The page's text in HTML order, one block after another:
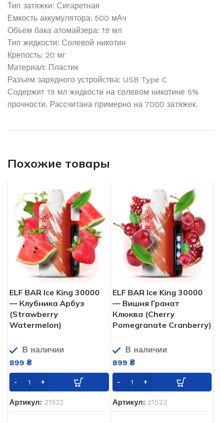
Тип затяжки: Сигаретная
Емкость аккумулятора: 500 мАч
Объем бака атомайзера: 19 мл
Тип жидкости: Солевой никотин
Крепость: 20 мг
Материал: Пластик
Разъем зарядного устройства: USB Type C
Содержит 19 мл жидкости на солевом никотине 5%
прочности. Рассчитана примерно на 7000 затяжек.
Похожие товары
ELF BAR Ice King 30000
— Клубника Арбуз
(Strawberry
Watermelon)
В наличии
899 ₴
Артикул: 21522
ELF BAR Ice King 30000
— Вишня Гранат
Клюква (Cherry
Pomegranate Cranberry)
В наличии
899 ₴
Артикул: 21523